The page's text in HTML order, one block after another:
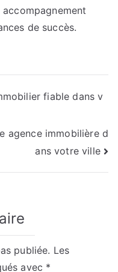
accompagnement
de succès.
fiable dans v
agence immobilière d
ans votre ville
publiée. Les
avec *